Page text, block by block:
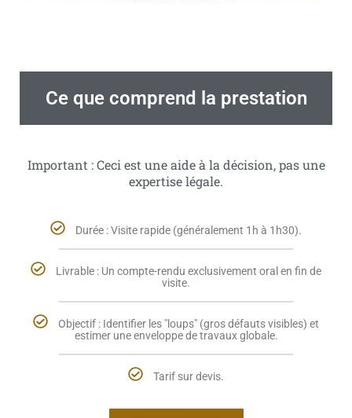
Ce que comprend la prestation
Important : Ceci est une aide à la décision, pas une
expertise légale.
Durée : Visite rapide (généralement 1h à 1h30).
Livrable : Un compte-rendu exclusivement oral en fin de
visite.
Objectif : Identifier les "loups" (gros défauts visibles) et
estimer une enveloppe de travaux globale.
Tarif sur devis.